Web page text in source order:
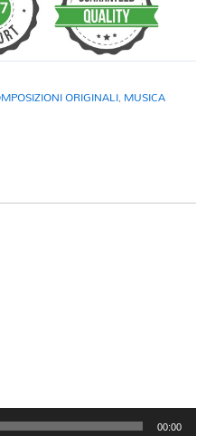
ORIGINALI, MUSICA
00:00